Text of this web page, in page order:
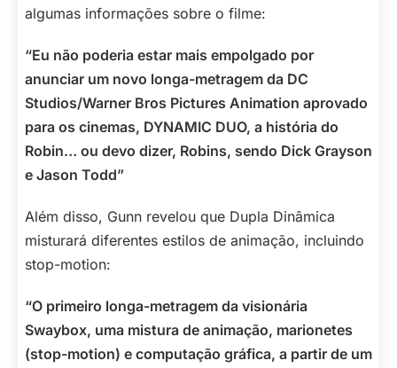
algumas informações sobre o filme:
“Eu não poderia estar mais empolgado por
anunciar um novo longa-metragem da DC
Studios/Warner Bros Pictures Animation aprovado
para os cinemas, DYNAMIC DUO, a história do
Robin… ou devo dizer, Robins, sendo Dick Grayson
e Jason Todd”
Além disso, Gunn revelou que Dupla Dinâmica
misturará diferentes estilos de animação, incluindo
stop-motion:
“O primeiro longa-metragem da visionária
Swaybox, uma mistura de animação, marionetes
(stop-motion) e computação gráfica, a partir de um